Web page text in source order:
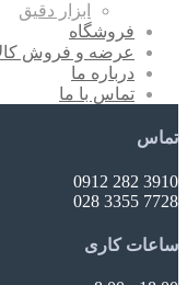
ابزار دقیق
فروشگاه
عرضه و فروش
درباره ما
تماس با ما
تماس
3910 282 0912
7728 3355 028
ساعات کاری